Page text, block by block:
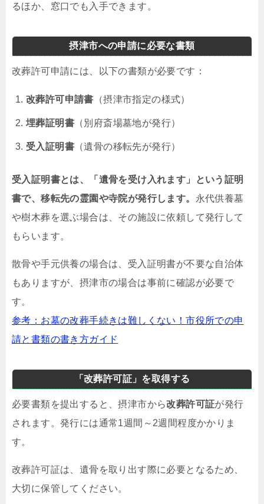
るほか、窓口でも入手できます。
摂津市への申請に必要な書類
改葬許可申請には、以下の書類が必要です：
改葬許可申請書 （摂津市指定の様式）
埋葬証明書 （別府斎場墓地が発行）
受入証明書 （遺骨の移転先が発行）
受入証明書とは、「遺骨を受け入れます」という証明
書で、移転先の霊園や寺院が発行します。 永代供養墓
や樹木葬を選ぶ場合は、その施設に依頼して発行して
もらいます。
散骨や手元供養の場合は、受入証明書が不要な自治体
もありますが、摂津市の場合は事前に確認が必要で
す。
参考：お墓の改葬手続きは難しくない！市役所での申
請と書類の書き方ガイド
「改葬許可証」を取得する
必要書類を提出すると、摂津市から改葬許可証が発行
されます。発行には通常1週間～2週間程度かかりま
す。
改葬許可証は、遺骨を取り出す際に必要となるため、
大切に保管してください。